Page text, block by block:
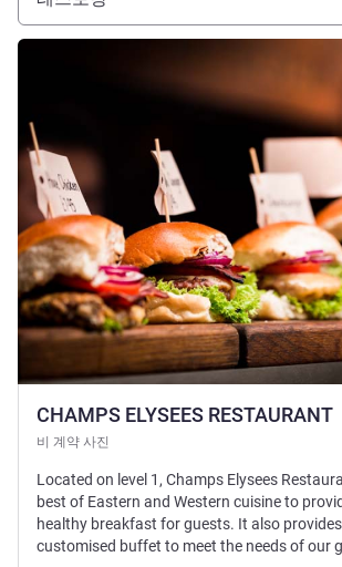
CHAMPS ELYSEES RESTAURANT
비 계약 사진
세부 정보 보기
Located on level 1, Champs Elysees
best of Eastern and Western cuisine to
healthy breakfast for guests. It also
customised buffet to meet the needs of our